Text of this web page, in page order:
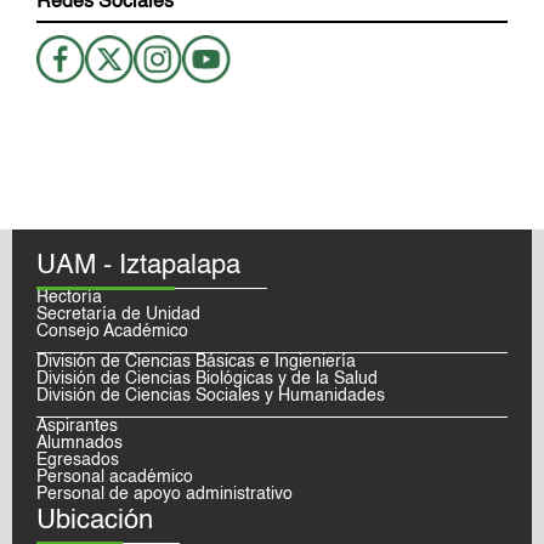
UAM - Iztapalapa
Rectoría
Secretaría de Unidad
Consejo Académico
División de Ciencias Básicas e Ingieniería
División de Ciencias Biológicas y de la Salud
División de Ciencias Sociales y Humanidades
Aspirantes
Alumnados
Egresados
Personal académico
Personal de apoyo administrativo
Ubicación